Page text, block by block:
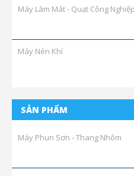
Máy Làm Mát - Quạt Công Nghiệp
Máy Nén Khí
SẢN PHẨM
Máy Phun Sơn - Thang Nhôm